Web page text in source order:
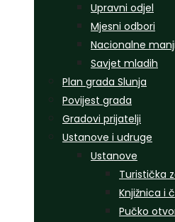
Upravni odjel
Mjesni odbori
Nacionalne
Savjet mladih
Plan grada Slunja
Povijest grada
Gradovi prijatelji
Ustanove i udruge
Ustanove
Turistička
Knjižnica i
Pučko